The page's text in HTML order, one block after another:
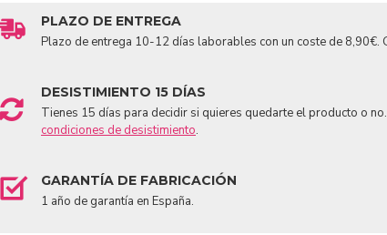
PLAZO DE ENTREGA
Plazo de entrega 10-12 días laborables con un coste de 8,90€.
DESISTIMIENTO 15 DÍAS
Tienes 15 días para decidir si quieres quedarte el producto o
condiciones de desistimiento.
GARANTÍA DE FABRICACIÓN
1 año de garantía en España.